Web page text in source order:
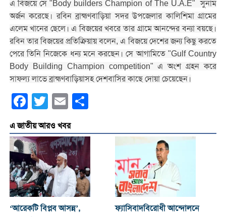
এ বিজয়ে সে "Body builders Champion of The U.A.E" সুনাম
অর্জন করেছে। রবিন ব্রাহ্মণবাড়িয়া সদর উপজেলার কালিশিমা গ্রামের
এলেম খানের ছেলে। এ বিজয়ের খবরে তার গ্রামে আনন্দের বন্যা বয়ছে।
রবিন তার বিজয়ের প্রতিক্রিয়ায় বলেন, এ বিজয়ে দেশের জন্য কিছু করতে
পেরে তিনি নিজেকে ধন্য মনে করছেন। সে আগামিতে "Gulf Country
Body Building Champion competition" এ অংশ গ্রহন করে
সাফল্য লাভে ব্রাহ্মণবাড়িয়াসহ দেশবাসির কাছে দোয়া চেয়েছেন।
Facebook
Twitter Email
এ জাতীয় আরও খবর
‘আরেকটি বিপ্লব আসন্ন’,
ফ্যাসিবাদবিরোধী আন্দোলনে